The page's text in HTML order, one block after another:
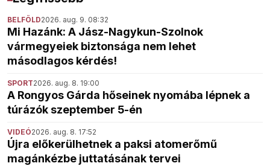
BELFÖLD2026. aug. 9. 08:32
Mi Hazánk: A Jász-Nagykun-Szolnok
vármegyeiek biztonsága nem lehet
másodlagos kérdés!
SPORT2026. aug. 8. 19:00
A Rongyos Gárda hőseinek nyomába lépnek a
túrázók szeptember 5-én
VIDEÓ2026. aug. 8. 17:52
Újra előkerülhetnek a paksi atomerőmű
magánkézbe juttatásának tervei